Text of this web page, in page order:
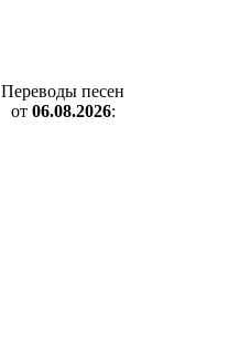
Переводы песен
от 06.08.2026: